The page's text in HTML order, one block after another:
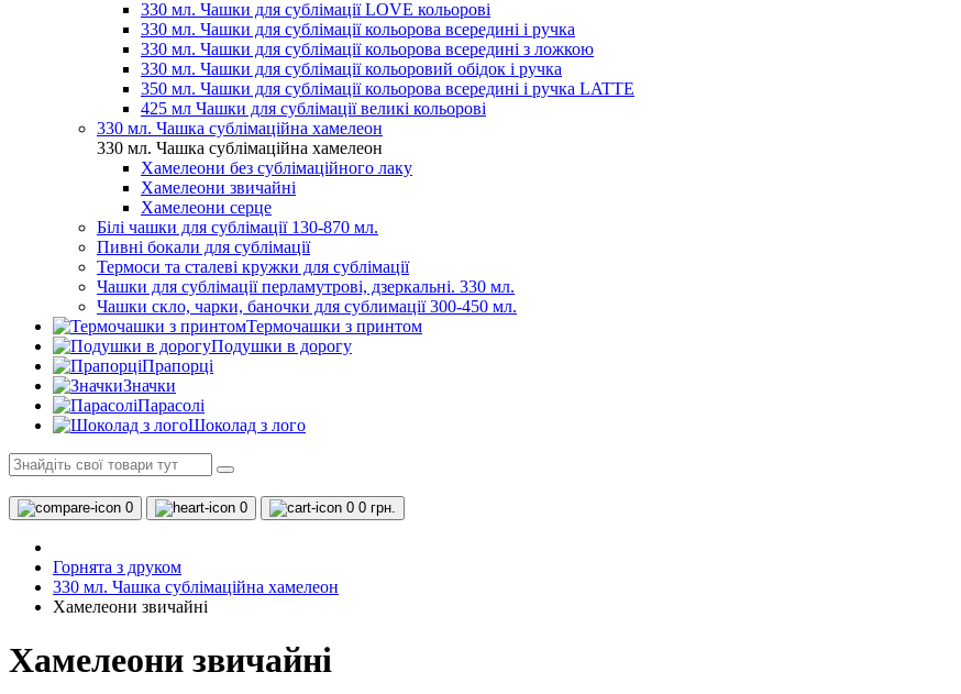
330 мл. Чашки для сублімації LOVE кольорові
330 мл. Чашки для сублімації кольорова всередині і ручка
330 мл. Чашки для сублімації кольорова всередині з ложкою
330 мл. Чашки для сублімації кольоровий обідок і ручка
350 мл. Чашки для сублімації кольорова всередині і ручка LATTE
425 мл Чашки для сублімації великі кольорові
330 мл. Чашка сублімаційна хамелеон
330 мл. Чашка сублімаційна хамелеон
Хамелеони без сублімаційного лаку
Хамелеони звичайні
Хамелеони серце
Білі чашки для сублімації 130-870 мл.
Пивні бокали для сублімації
Термоси та сталеві кружки для сублімації
Чашки для сублімації перламутрові, дзеркальні. 330 мл.
Чашки скло, чарки, баночки для сублимації 300-450 мл.
Термочашки з принтом
Подушки в дорогу
Прапорці
Значки
Парасолі
Шоколад з лого
0 0 0 0 грн.
Горнята з друком
330 мл. Чашка сублімаційна хамелеон
Хамелеони звичайні
Хамелеони звичайні